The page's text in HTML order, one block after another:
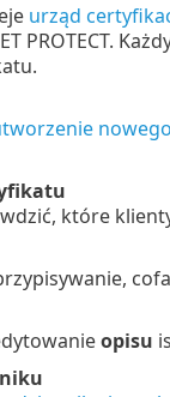
urząd
PROTECT.
które
opisu